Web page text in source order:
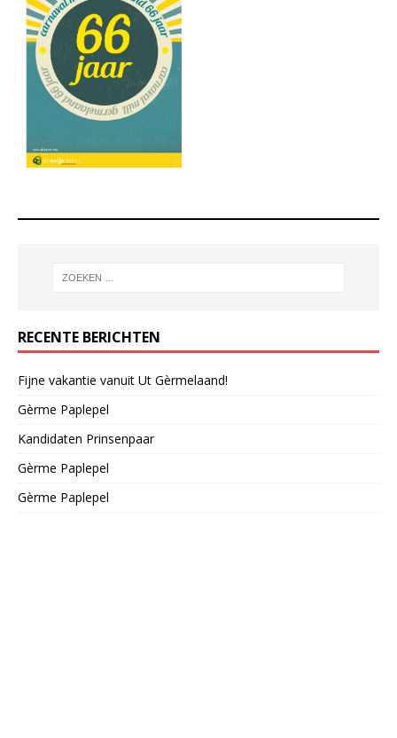
RECENTE BERICHTEN
Fijne vakantie vanuit Ut Gèrmelaand!
Gèrme Paplepel
Kandidaten Prinsenpaar
Gèrme Paplepel
Gèrme Paplepel